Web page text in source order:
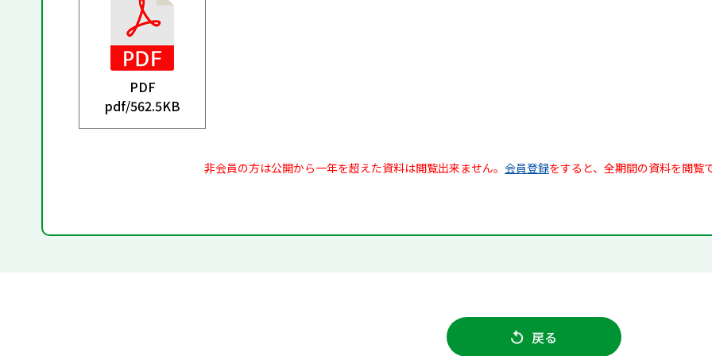
PDF
pdf/562.5KB
非会員の方は公開から一年を超えた資料は閲覧出来ません。 会員登録をすると、全期間の資料を閲覧
戻る